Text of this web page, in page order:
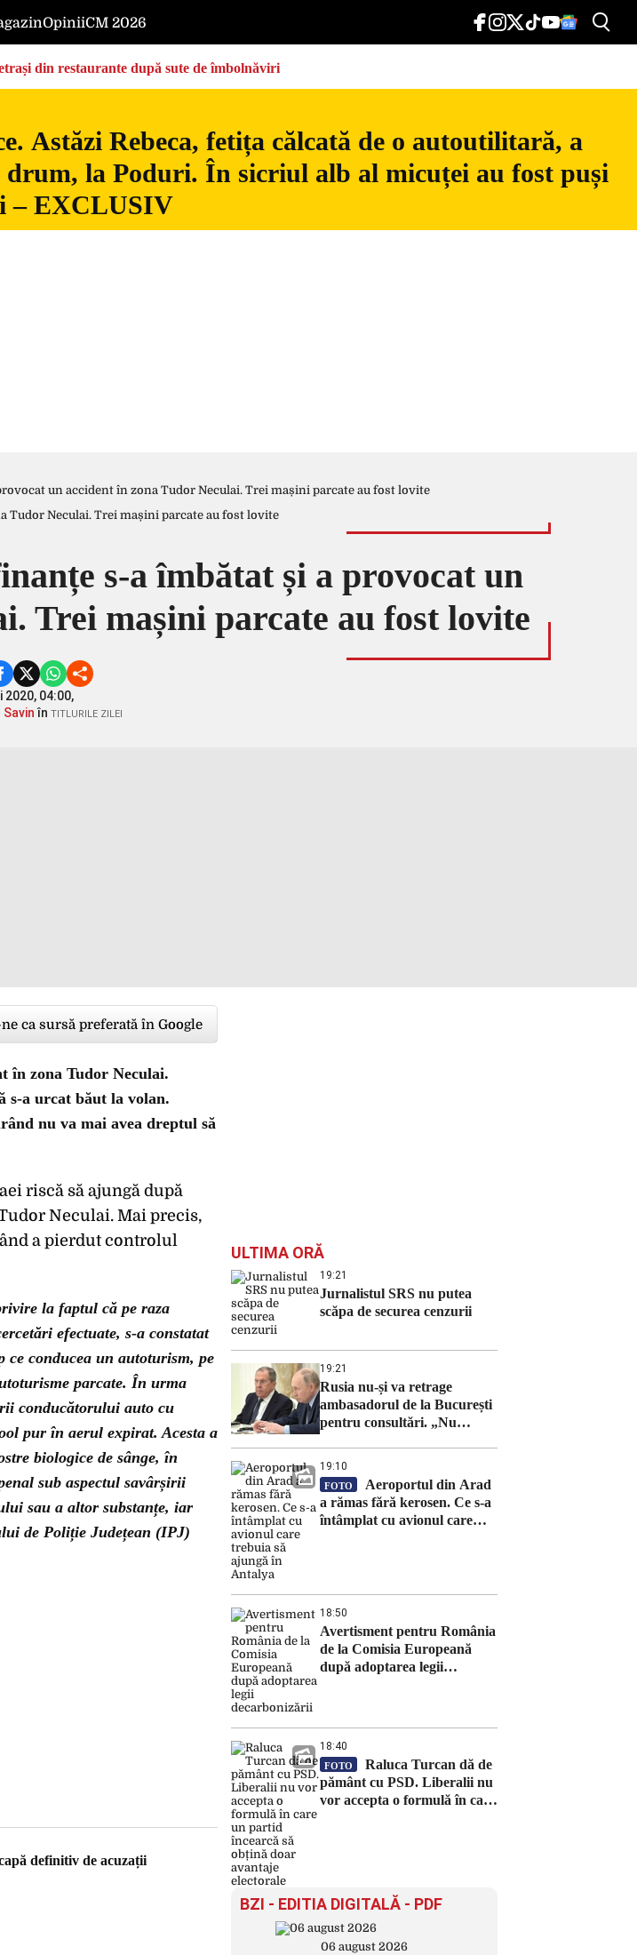
OpiniiCM 2026
din restaurante după sute de îmbolnăviri
Astăzi Rebeca, fetița călcată de o autoutilitară, a
la Poduri. În sicriul alb al micuței au fost puși
– EXCLUSIV
un accident în zona Tudor Neculai. Trei mașini parcate au fost lovite
s-a îmbătat și a provocat un
Trei mașini parcate au fost lovite
2020, 04:00,
Savinîn TITLURILE ZILEI
ca sursă preferată în Google
în zona Tudor Neculai.
s-a urcat băut la volan.
nu va mai avea dreptul să
riscă să ajungă după
Neculai. Mai precis,
a pierdut controlul
la faptul că pe raza
efectuate, s-a constatat
conducea un autoturism, pe
parcate. În urma
conducătorului auto cu
pur în aerul expirat. Acesta a
biologice de sânge, în
sub aspectul savârșirii
sau a altor substanțe, iar
de Poliție Județean (IPJ)
definitiv de acuzații
ULTIMA ORĂ
19:21
Jurnalistul SRS nu putea
scăpa de securea cenzurii
19:21
Rusia nu-și va retrage
ambasadorul de la București
pentru consultări. „Nu
19:10
FOTO
Aeroportul din Arad
a rămas fără kerosen. Ce s-a
întâmplat cu avionul care
18:50
Avertisment pentru România
de la Comisia Europeană
după adoptarea legii
18:40
FOTO
Raluca Turcan dă de
pământ cu PSD. Liberalii nu
vor accepta o formulă în care
BZI - EDITIA DIGITALĂ - PDF
06 august 2026